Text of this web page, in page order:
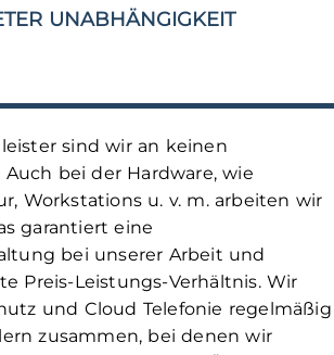
UNABHÄNGIGKEIT
sind wir an keinen
bei der Hardware, wie
Workstations u. v. m. arbeiten wir
garantiert eine
bei unserer Arbeit und
Preis-Leistungs-Verhältnis. Wir
und Cloud Telefonie regelmäßig
zusammen, bei denen wir